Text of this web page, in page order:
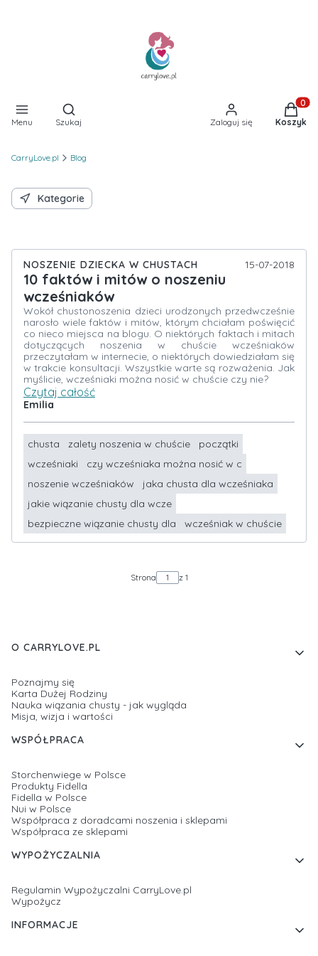
Menu
Otwórz wyszukiwarkę
Szukaj Zaloguj się Koszyk
CarryLove.pl Blog
Kategorie
NOSZENIE DZIECKA W CHUSTACH 15-07-2018
10 faktów i mitów o noszeniu
wcześniaków
Wokół chustonoszenia dzieci urodzonych przedwcześnie
narosło wiele faktów i mitów, którym chciałam poświęcić
co nieco miejsca na blogu. O niektórych faktach i mitach
dotyczących noszenia w chuście wcześniaków
przeczytałam w internecie, o niektórych dowiedziałam się
w trakcie konsultacji. Wszystkie warte są rozważenia. Jak
myślicie, wcześniaki można nosić w chuście czy nie?
Czytaj całość
Emilia
chusta zalety noszenia w chuście
początki
wcześniaki
czy wcześniaka można nosić w c
noszenie wcześniaków
jaka chusta dla wcześniaka
jakie wiązanie chusty dla wcze
bezpieczne wiązanie chusty dla
wcześniak w chuście
Strona z 1
Linki w stopce
O CARRYLOVE.PL
Poznajmy się
Karta Dużej Rodziny
Nauka wiązania chusty - jak wygląda
Misja, wizja i wartości
WSPÓŁPRACA
Storchenwiege w Polsce
Produkty Fidella
Fidella w Polsce
Nui w Polsce
Współpraca z doradcami noszenia i sklepami
Współpraca ze sklepami
WYPOŻYCZALNIA
Regulamin Wypożyczalni CarryLove.pl
Wypożycz
INFORMACJE